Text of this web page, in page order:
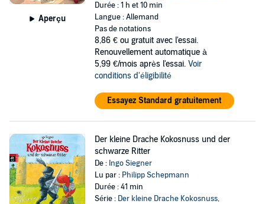
Aperçu
Durée : 1 h et 10 min
Langue : Allemand
Pas de notations
8,86 € ou gratuit avec l'essai.
Renouvellement automatique à
5,99 €/mois après l'essai. Voir
conditions d'éligibilité
Essayez Standard gratuitement
Der kleine Drache Kokosnuss und der
schwarze Ritter
De : Ingo Siegner
Lu par : Philipp Schepmann
Durée : 41 min
Série : Der kleine Drache Kokosnuss,